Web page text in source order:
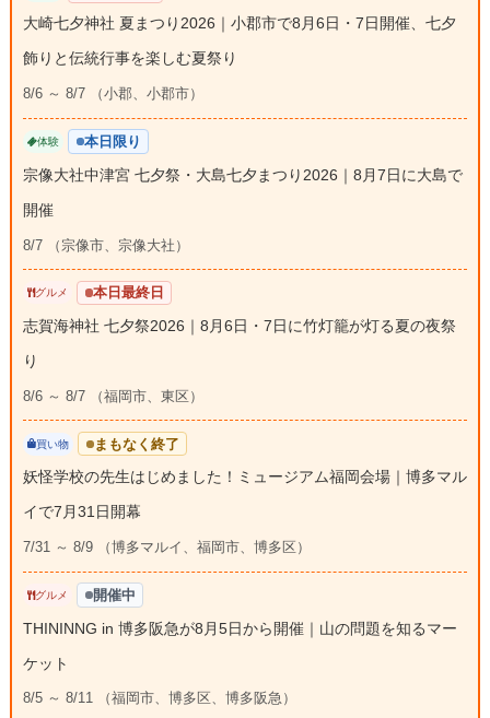
大崎七夕神社 夏まつり2026｜小郡市で8月6日・7日開催、七夕
飾りと伝統行事を楽しむ夏祭り
8/6 ～ 8/7 （小郡、小郡市）
体験 本日限り
宗像大社中津宮 七夕祭・大島七夕まつり2026｜8月7日に大島で
開催
8/7 （宗像市、宗像大社）
グルメ 本日最終日
志賀海神社 七夕祭2026｜8月6日・7日に竹灯籠が灯る夏の夜祭
り
8/6 ～ 8/7 （福岡市、東区）
買い物 まもなく終了
妖怪学校の先生はじめました！ミュージアム福岡会場｜博多マル
イで7月31日開幕
7/31 ～ 8/9 （博多マルイ、福岡市、博多区）
グルメ 開催中
THININNG in 博多阪急が8月5日から開催｜山の問題を知るマー
ケット
8/5 ～ 8/11 （福岡市、博多区、博多阪急）